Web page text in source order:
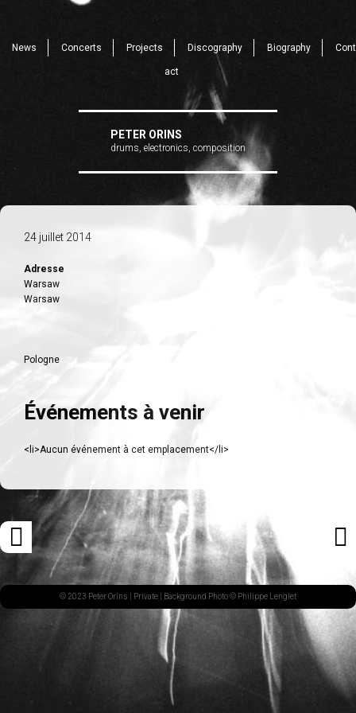
News Concerts Projects Discography Biography Cont
act
PETER ORINS
drums, electronics, composition
24 juillet 2014
Adresse
Warsaw
Warsaw
Pologne
Événements à venir
<li>Aucun événement à cet emplacement</li>
Navigation
des
articles
ARTICLE
PRÉCÉDENT© 2023 Peter Orins | Private | Background Photo © Philippe Lenglet